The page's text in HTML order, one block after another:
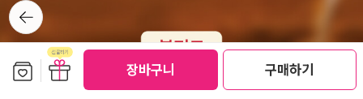
장바구니 구매하기
문제집인데요! 모든 문제집은 출제자의 생각을 이해하는 것에서 시
작하는 것 같아요 어떤 것을 가르치고 싶어서 어떤 순서로, 어떤 구성
으로 만들었나를 보면 저처럼 집에서 개념부터 가르치는 엄마는 도움
이 많이 되더라구요 ​선생님과 한 의식을 갖게 되는거지요! ​국어도 지
뒤로가
기